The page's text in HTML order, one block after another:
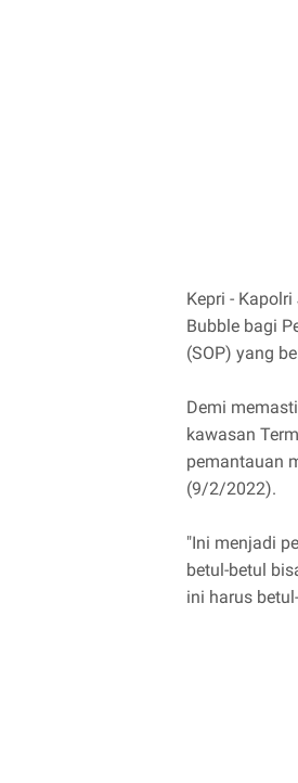
Kepri -
Bubble bagi
(SOP) yang
Demi
kawasan
pemantauan
(9/2/2022).
"Ini menjadi
betul-betul
ini harus